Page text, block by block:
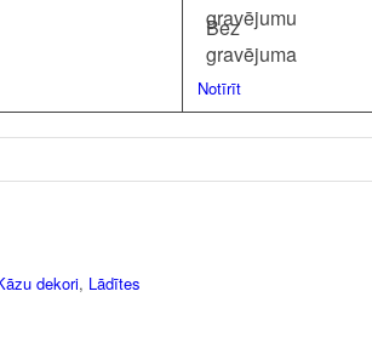
gravējumu
Bez
gravējuma
Notīrīt
dekori, Lādītes